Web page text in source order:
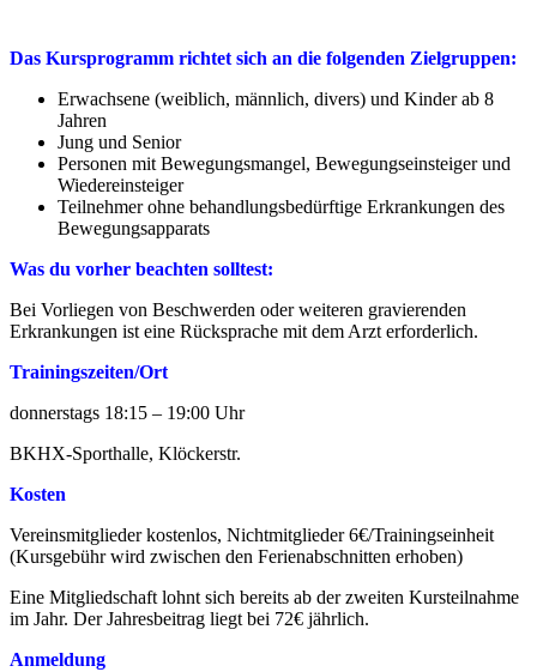
Das Kursprogramm richtet sich an die folgenden Zielgruppen:
Erwachsene (weiblich, männlich, divers) und Kinder ab 8
Jahren
Jung und Senior
Personen mit Bewegungsmangel, Bewegungseinsteiger und
Wiedereinsteiger
Teilnehmer ohne behandlungsbedürftige Erkrankungen des
Bewegungsapparats
Was du vorher beachten solltest:
Bei Vorliegen von Beschwerden oder weiteren gravierenden
Erkrankungen ist eine Rücksprache mit dem Arzt erforderlich.
Trainingszeiten/Ort
donnerstags 18:15 – 19:00 Uhr
BKHX-Sporthalle, Klöckerstr.
Kosten
Vereinsmitglieder kostenlos, Nichtmitglieder 6€/Trainingseinheit
(Kursgebühr wird zwischen den Ferienabschnitten erhoben)
Eine Mitgliedschaft lohnt sich bereits ab der zweiten Kursteilnahme
im Jahr. Der Jahresbeitrag liegt bei 72€ jährlich.
Anmeldung